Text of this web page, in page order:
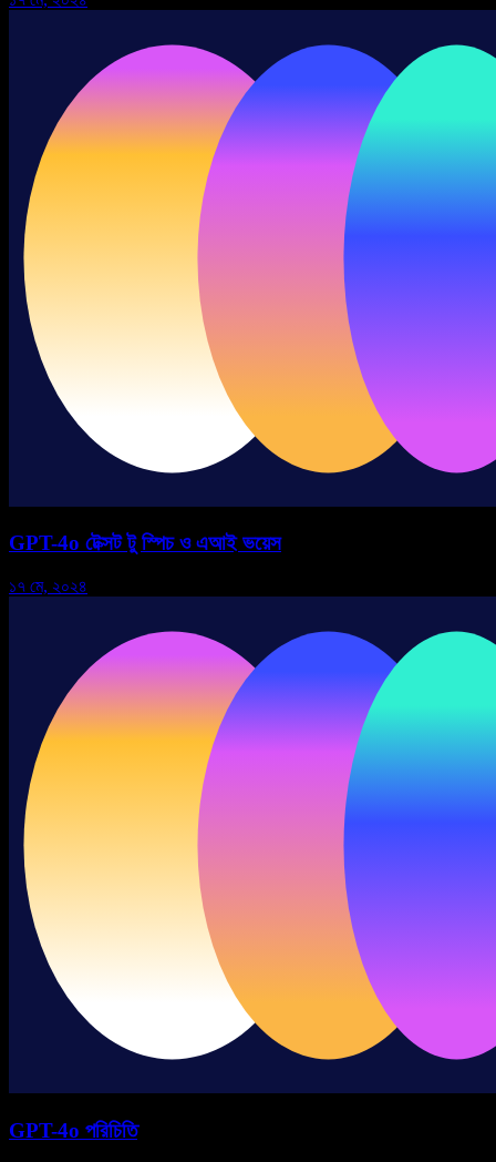
GPT-4o টেক্সট টু স্পিচ ও এআই ভয়েস
১৭ মে, ২০২৪
GPT-4o পরিচিতি